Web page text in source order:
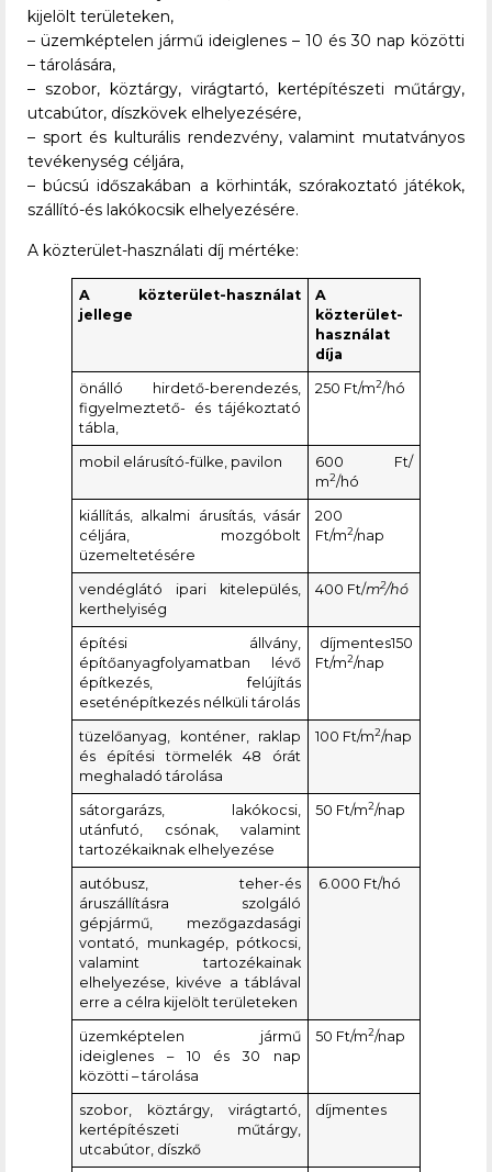
kijelölt területeken,
– üzemképtelen jármű ideiglenes – 10 és 30 nap közötti
– tárolására,
– szobor, köztárgy, virágtartó, kertépítészeti műtárgy,
utcabútor, díszkövek elhelyezésére,
– sport és kulturális rendezvény, valamint mutatványos
tevékenység céljára,
– búcsú időszakában a körhinták, szórakoztató játékok,
szállító-és lakókocsik elhelyezésére.
A közterület-használati díj mértéke:
A közterület-használat
jellege
A
közterület-
használat
díja
önálló hirdető-berendezés,
figyelmeztető- és tájékoztató
tábla,
250 Ft/m2/hó
mobil elárusító-fülke, pavilon
600 Ft/
m2/hó
kiállítás, alkalmi árusítás, vásár
céljára, mozgóbolt
üzemeltetésére
200
Ft/m2/nap
vendéglátó ipari kitelepülés,
kerthelyiség
400 Ft/m2/hó
építési állvány,
építőanyagfolyamatban lévő
építkezés, felújítás
eseténépítkezés nélküli tárolás
díjmentes150
Ft/m2/nap
tüzelőanyag, konténer, raklap
és építési törmelék 48 órát
meghaladó tárolása
100 Ft/m2/nap
sátorgarázs, lakókocsi,
utánfutó, csónak, valamint
tartozékaiknak elhelyezése
50 Ft/m2/nap
autóbusz, teher-és
áruszállításra szolgáló
gépjármű, mezőgazdasági
vontató, munkagép, pótkocsi,
valamint tartozékainak
elhelyezése, kivéve a táblával
erre a célra kijelölt területeken
6.000 Ft/hó
üzemképtelen jármű
ideiglenes – 10 és 30 nap
közötti – tárolása
50 Ft/m2/nap
szobor, köztárgy, virágtartó,
kertépítészeti műtárgy,
utcabútor, díszkő
díjmentes